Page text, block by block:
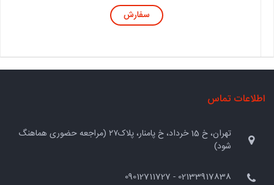
سفارش
اطلاعات تماس
تهران، خ 15 خرداد، خ پامنار، پلاک۲۷ (مراجعه حضوری هماهنگ
شود)
02133917838 - 09012711727